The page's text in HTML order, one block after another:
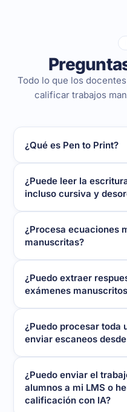
Todo lo que los
calificar trabajos
¿Qué es Pen to Print?
¿Puede leer la
incluso cursiva y
¿Procesa ecuaciones
manuscritas?
¿Puedo extraer
exámenes
¿Puedo procesar toda
enviar escaneos
¿Puedo enviar el
alumnos a mi LMS o
calificación con IA?